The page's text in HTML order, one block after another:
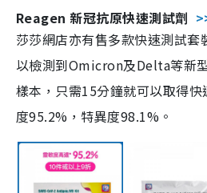
Reagen 新冠抗原快速測試劑
莎莎網店亦有售多款快速測試
以檢測到Omicron及Delta等新
樣本，只需15分鐘就可以取得
度95.2%，特異度98.1%。